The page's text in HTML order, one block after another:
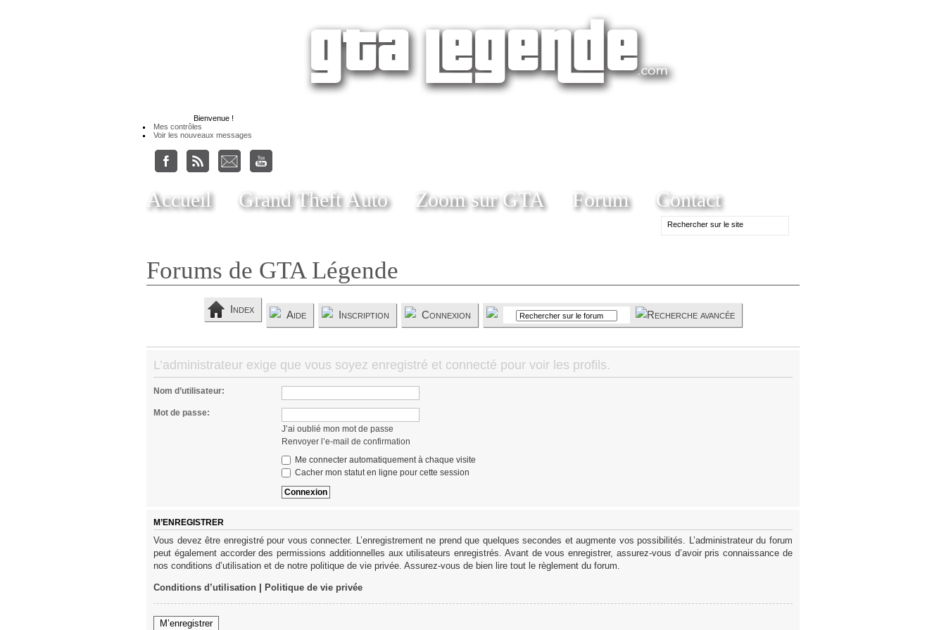
Bienvenue !
Mes contrôles
Voir les nouveaux messages
Accueil Grand Theft Auto Zoom sur GTA Forum Contact
Forums de GTA Légende
Index Aide Inscription Connexion
L’administrateur exige que vous soyez enregistré et connecté pour voir les profils.
Nom d’utilisateur:
Mot de passe:
J’ai oublié mon mot de passe
Renvoyer l’e-mail de confirmation
Me connecter automatiquement à chaque visite
Cacher mon statut en ligne pour cette session
M’ENREGISTRER
Vous devez être enregistré pour vous connecter. L’enregistrement ne prend que quelques secondes et augmente vos possibilités. L’administrateur du forum
peut également accorder des permissions additionnelles aux utilisateurs enregistrés. Avant de vous enregistrer, assurez-vous d’avoir pris connaissance de
nos conditions d’utilisation et de notre politique de vie privée. Assurez-vous de bien lire tout le règlement du forum.
Conditions d’utilisation Politique de vie privée
M’enregistrer